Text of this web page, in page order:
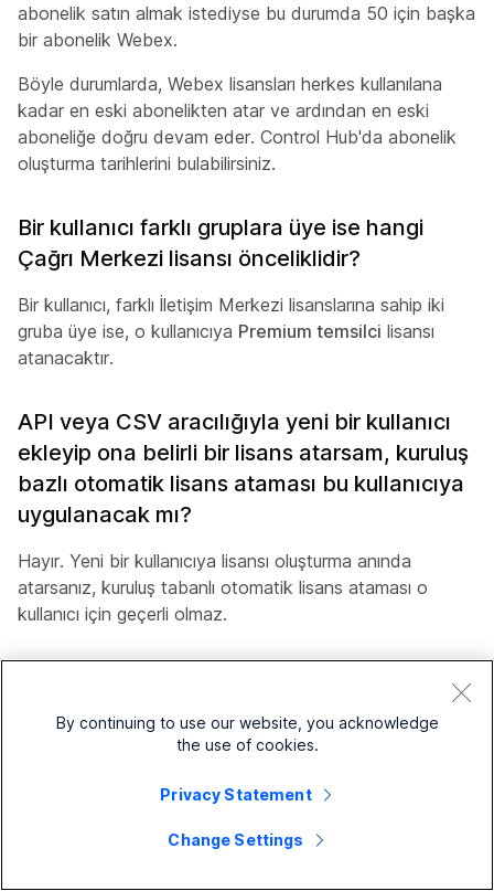
abonelik satın almak istediyse bu durumda 50 için başka
bir abonelik Webex.
Böyle durumlarda, Webex lisansları herkes kullanılana
kadar en eski abonelikten atar ve ardından en eski
aboneliğe doğru devam eder. Control Hub'da abonelik
oluşturma tarihlerini bulabilirsiniz.
Bir kullanıcı farklı gruplara üye ise hangi
Çağrı Merkezi lisansı önceliklidir?
Bir kullanıcı, farklı İletişim Merkezi lisanslarına sahip iki
gruba üye ise, o kullanıcıya Premium temsilci lisansı
atanacaktır.
API veya CSV aracılığıyla yeni bir kullanıcı
ekleyip ona belirli bir lisans atarsam, kuruluş
bazlı otomatik lisans ataması bu kullanıcıya
uygulanacak mı?
Hayır. Yeni bir kullanıcıya lisansı oluşturma anında
atarsanız, kuruluş tabanlı otomatik lisans ataması o
kullanıcı için geçerli olmaz.
Lisansları korumak için değiştir değiştirme işlemi
Lisansları koruseçeneğini devre dışı
bir uyarı görüntülenir. Uyarı iletişim kutusunu iptal ederseniz,
By continuing to use our website, you acknowledge
the use of cookies.
Privacy Statement
Change Settings